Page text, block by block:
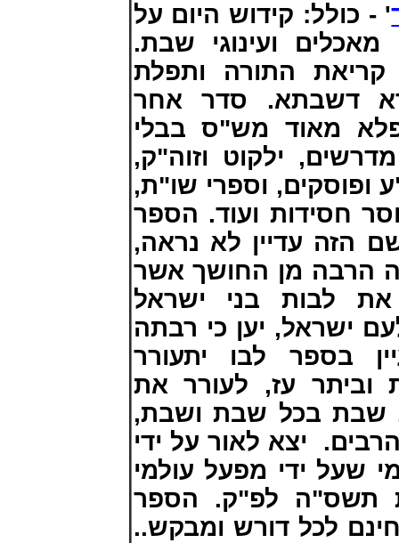
' - כולל: קידוש היום על
ועינוגי שבת.
התורה ותפלת
דשבתא. סדר אחר
מאוד מש"ס בבלי
ילקוט וזוה"ק,
ופוסקים, וספרי שו"ת,
חסידות ועוד. הספר
הזה עדיין לא נראה,
הרבה מן החושך אשר
את לבות בני ישראל
ישראל, יען כי רבתה
בספר לבו יתעורר
עז, לעורר את
שבת בכל שבת ושבת,
יצא לאור על ידי
שעל ידי מפעל עולמי
תשס"ה לפ"ק. הספר
לכל דורש ומבקש..